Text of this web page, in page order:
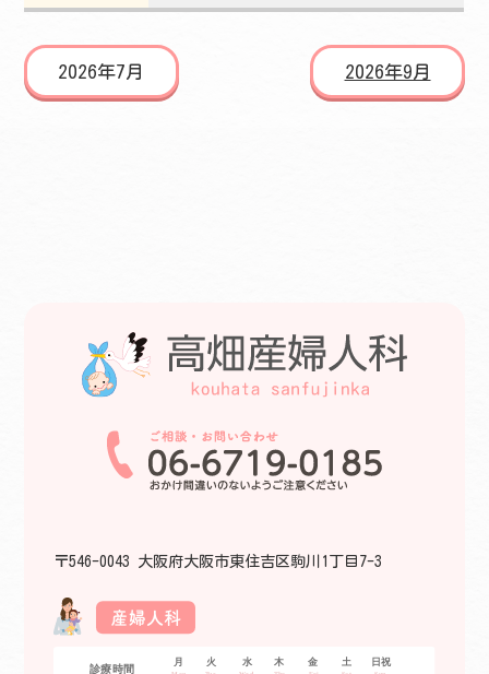
2026年7月 2026年9月
〒546-0043 大阪府大阪市東住吉区駒川1丁目7-3